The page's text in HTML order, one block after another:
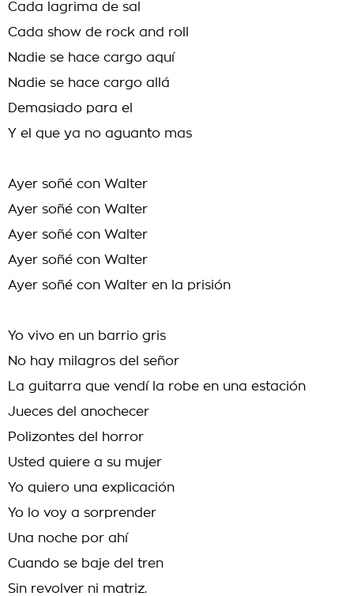
Cada lagrima de sal
Cada show de rock and roll
Nadie se hace cargo aquí
Nadie se hace cargo allá
Demasiado para el
Y el que ya no aguanto mas
Ayer soñé con Walter
Ayer soñé con Walter
Ayer soñé con Walter
Ayer soñé con Walter
Ayer soñé con Walter en la prisión
Yo vivo en un barrio gris
No hay milagros del señor
La guitarra que vendí la robe en una estación
Jueces del anochecer
Polizontes del horror
Usted quiere a su mujer
Yo quiero una explicación
Yo lo voy a sorprender
Una noche por ahí
Cuando se baje del tren
Sin revolver ni matriz.